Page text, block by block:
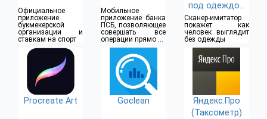
Официальное
приложение
букмекерской
организации и
ставкам на спорт
Мобильное
приложение банка
ПСБ, позволяющее
совершать все
операции прямо из
дома
под одеждой
(18+)
Сканер-имитатор
покажет как
человек выглядит
без одежды
Procreate Art Goclean
Яндекс.Про
(Таксометр)